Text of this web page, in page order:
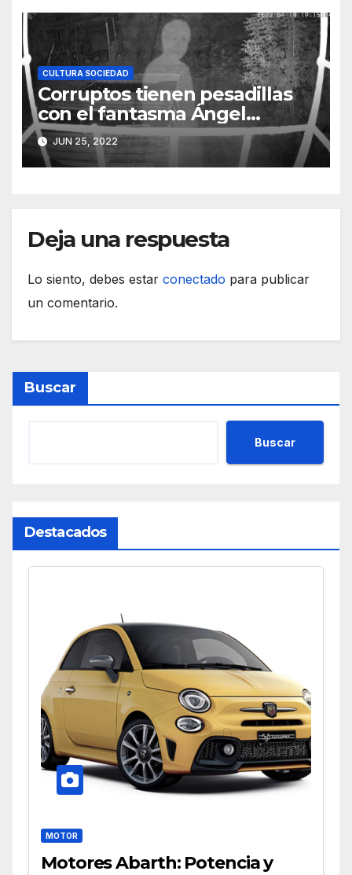
CULTURA SOCIEDAD
Corruptos tienen pesadillas
con el fantasma Ángel
González
JUN 25, 2022
Deja una respuesta
Lo siento, debes estar conectado para publicar
un comentario.
Buscar
Buscar
Destacados
MOTOR
Motores Abarth: Potencia y